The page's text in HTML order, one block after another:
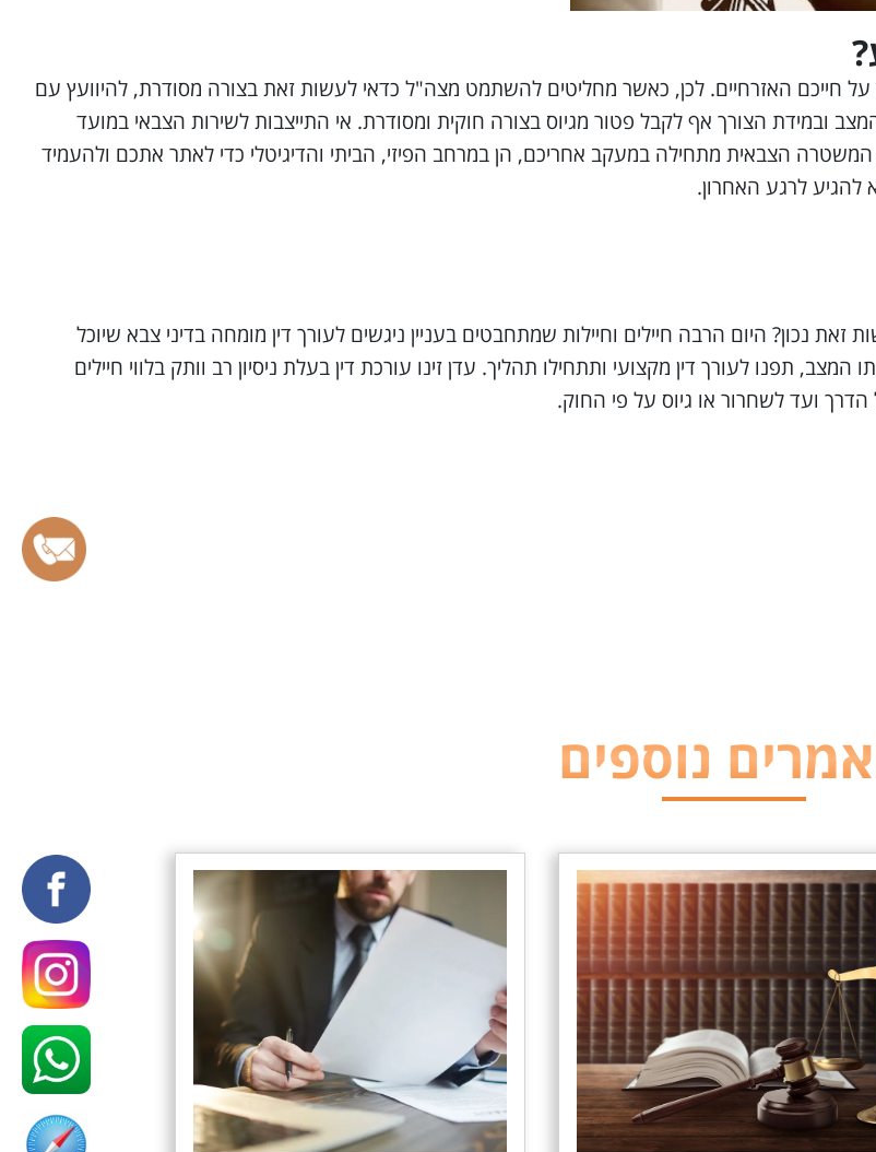
חייכם האזרחיים. לכן, כאשר מחליטים להשתמט מצה"ל כדאי לעשות זאת בצורה מסודרת, להיוועץ עם
ובמידת הצורך אף לקבל פטור מגיוס בצורה חוקית ומסודרת. אי התייצבות לשירות הצבאי במועד
מראש, יכולה להוביל למעצר. מהרגש שעברו 21 ימים, המשטרה הצבאית מתחילה במעקב אחריכם, הן במרחב הפיזי, הביתי והדיגיטלי כדי לאתר אתכם ולהעמיד
להגיע לרגע האחרון.
נכון? היום הרבה חיילים וחיילות שמתחבטים בעניין ניגשים לעורך דין מומחה בדיני צבא שיוכל
תפנו לעורך דין מקצועי ותתחילו תהליך. עדן זינו עורכת דין בעלת ניסיון רב וותק בלווי חיילים
ועד לשחרור או גיוס על פי החוק.
נוספים